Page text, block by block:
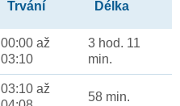
Trvání Délka
00:00 až
03:10
3 hod. 11
min.
03:10 až
58 min.